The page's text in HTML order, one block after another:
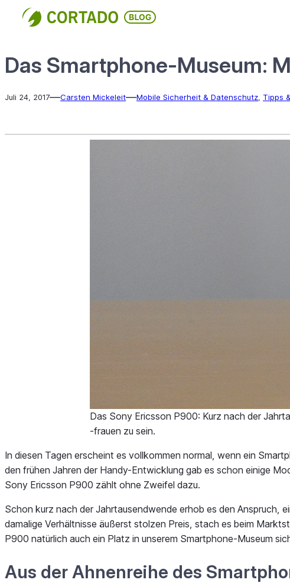
Direkt
wechseln
Das Smartphone-Museum:
Juli 24, 2017—Carsten Mickeleit—Mobile Sicherheit & Datenschutz Tipps
Das Sony Ericsson P900: Kurz nach der
-frauen zu sein.
In diesen Tagen erscheint es vollkommen normal, wenn ein
den frühen Jahren der Handy-Entwicklung gab es schon einige
Sony Ericsson P900 zählt ohne Zweifel dazu.
Schon kurz nach der Jahrtausendwende erhob es den Anspruch,
damalige Verhältnisse äußerst stolzen Preis, stach es beim
P900 natürlich auch ein Platz in unserem Smartphone-Museum
Aus der Ahnenreihe des